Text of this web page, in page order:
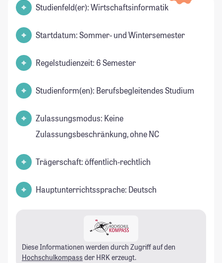
Studienfeld(er): Wirtschaftsinformatik
Startdatum: Sommer- und Wintersemester
Regelstudienzeit: 6 Semester
Studienform(en): Berufsbegleitendes Studium
Zulassungsmodus: Keine
Zulassungsbeschränkung, ohne NC
Trägerschaft: öffentlich-rechtlich
Hauptunterrichtssprache: Deutsch
Diese Informationen werden durch Zugriff auf den
Hochschulkompass der HRK erzeugt.